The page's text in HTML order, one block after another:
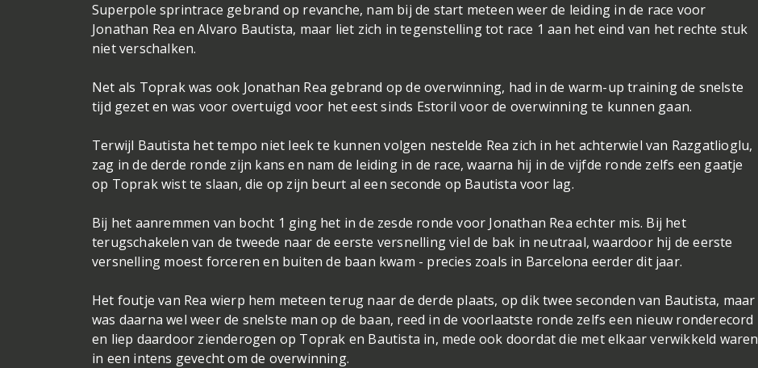
Superpole sprintrace gebrand op revanche, nam bij de start meteen weer de leiding in de race voor
Jonathan Rea en Alvaro Bautista, maar liet zich in tegenstelling tot race 1 aan het eind van het rechte stuk
niet verschalken.
Net als Toprak was ook Jonathan Rea gebrand op de overwinning, had in de warm-up training de snelste
tijd gezet en was voor overtuigd voor het eest sinds Estoril voor de overwinning te kunnen gaan.
Terwijl Bautista het tempo niet leek te kunnen volgen nestelde Rea zich in het achterwiel van Razgatlioglu,
zag in de derde ronde zijn kans en nam de leiding in de race, waarna hij in de vijfde ronde zelfs een gaatje
op Toprak wist te slaan, die op zijn beurt al een seconde op Bautista voor lag.
Bij het aanremmen van bocht 1 ging het in de zesde ronde voor Jonathan Rea echter mis. Bij het
terugschakelen van de tweede naar de eerste versnelling viel de bak in neutraal, waardoor hij de eerste
versnelling moest forceren en buiten de baan kwam - precies zoals in Barcelona eerder dit jaar.
Het foutje van Rea wierp hem meteen terug naar de derde plaats, op dik twee seconden van Bautista, maar
was daarna wel weer de snelste man op de baan, reed in de voorlaatste ronde zelfs een nieuw ronderecord
en liep daardoor zienderogen op Toprak en Bautista in, mede ook doordat die met elkaar verwikkeld waren
in een intens gevecht om de overwinning.